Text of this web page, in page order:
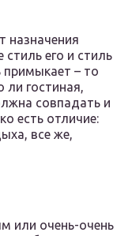
назначения
его и стиль
– то
ли гостиная,
совпадать и
есть отличие:
все же,
или очень-очень